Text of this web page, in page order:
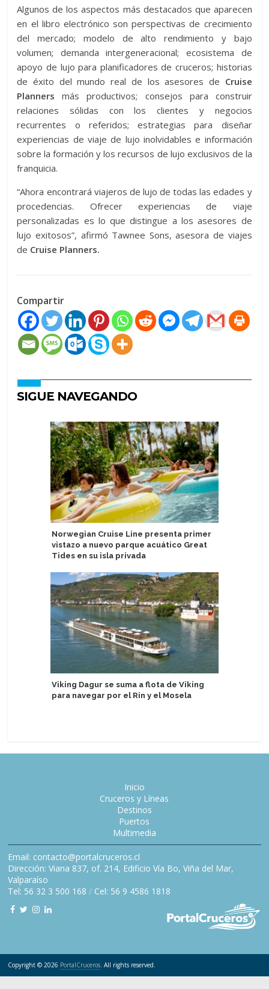
Algunos de los aspectos más destacados que aparecen
en el libro electrónico son perspectivas de crecimiento
del mercado; modelo de alto rendimiento y bajo
volumen; demanda intergeneracional; ecosistema de
apoyo de lujo para planificadores de cruceros; historias
de éxito del mundo real de los asesores de Cruise
Planners más productivos; consejos para construir
relaciones sólidas con los clientes y negocios
recurrentes o referidos; estrategias para diseñar
experiencias de viaje de lujo inolvidables e información
sobre la formación y los recursos de lujo exclusivos de la
franquicia.
“Ahora encontrará viajeros de lujo de todas las edades y
procedencias. Ofrecer experiencias de viaje
personalizadas es lo que distingue a los asesores de
lujo exitosos”, afirmó Tawnee Sons, asesora de viajes
de Cruise Planners.
Compartir
SIGUE NAVEGANDO
Norwegian Cruise Line presenta primer
vistazo a nuevo parque acuático Great
Tides en su isla privada
Viking Dagur se suma a flota de Viking
para navegar por el Rin y el Mosela
Inicio
Cruceros y Líneas
Destinos
Puertos
Multimedia
Email: contacto@portalcruceros.cl
Dirección: Viana 837, of. 214, Edificio Vía Bo, Viña del Mar,
Valparaíso
Tel: 56 32 3 500 168 / Cel: 56 9 4586 1818
Copyright © 2026 PortalCruceros. All rights reserved.